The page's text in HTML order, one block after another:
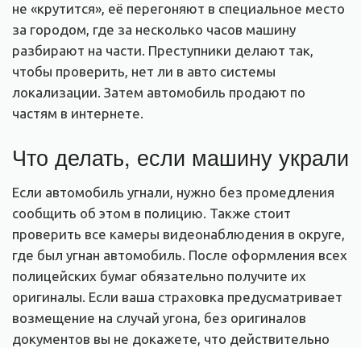
не «крутится», её перегоняют в специальное место
за городом, где за несколько часов машину
разбирают на части. Преступники делают так,
чтобы проверить, нет ли в авто системы
локализации. Затем автомобиль продают по
частям в интернете.
Что делать, если машину украли
Если автомобиль угнали, нужно без промедления
сообщить об этом в полицию. Также стоит
проверить все камеры видеонаблюдения в округе,
где был угнан автомобиль. После оформления всех
полицейских бумаг обязательно получите их
оригиналы. Если ваша страховка предусматривает
возмещение на случай угона, без оригиналов
документов вы не докажете, что действительно